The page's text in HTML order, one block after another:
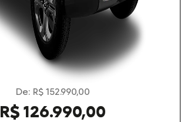
De: R$ 152.990,00
R$ 126.990,00